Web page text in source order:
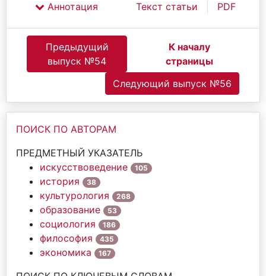
Аннотация
Текст статьи PDF
Предыдущий
выпуск №54
К началу
страницы
Следующий выпуск №56
ПОИСК ПО АВТОРАМ
ПРЕДМЕТНЫЙ УКАЗАТЕЛЬ
искусствоведение
105
история 38
культурология 268
образование 53
социология 186
философия 435
экономика 167